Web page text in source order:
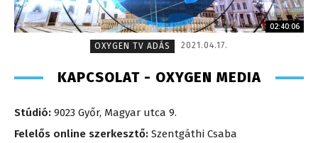
02:40:06
OXYGEN TV ADÁS
2021.04.17.
KAPCSOLAT - OXYGEN MEDIA
Stúdió: 9023 Győr, Magyar utca 9.
Felelős online szerkesztő: Szentgáthi Csaba